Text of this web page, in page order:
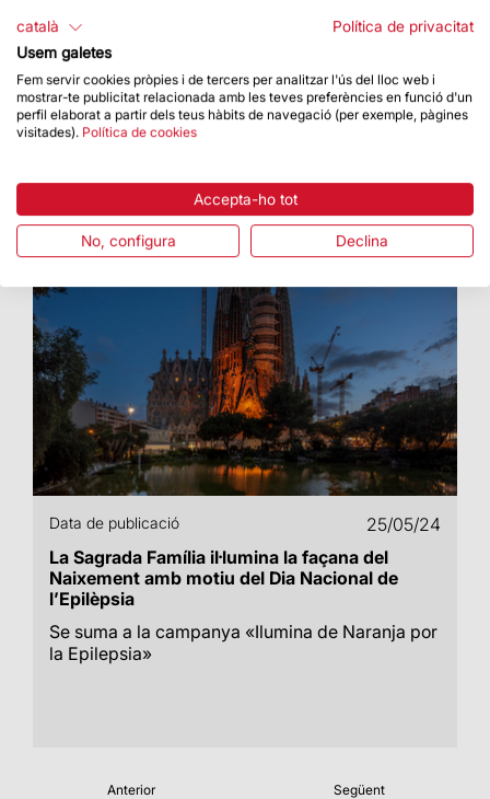
Van dirigits a treballs de recerca de batxillerat i
a projectes de cicles formatius de grau superior
Data de publicació
25/05/24
La Sagrada Família il·lumina la façana del
Naixement amb motiu del Dia Nacional de
l’Epilèpsia
Se suma a la campanya «Ilumina de Naranja por
la Epilepsia»
Anterior Següent
català
Política de privacitat
Usem galetes
Fem servir cookies pròpies i de tercers per analitzar l'ús del lloc web i
mostrar-te publicitat relacionada amb les teves preferències en funció d'un
perfil elaborat a partir dels teus hàbits de navegació (per exemple, pàgines
visitades). Política de cookies
Accepta-ho tot
No, configura Declina